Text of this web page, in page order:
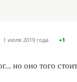
1 июля 2019 года +1
но оно того